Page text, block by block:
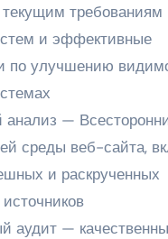
текущим требованиям
и эффективные
по улучшению
анализ —
среды веб-сайта,
и раскрученных
аудит —